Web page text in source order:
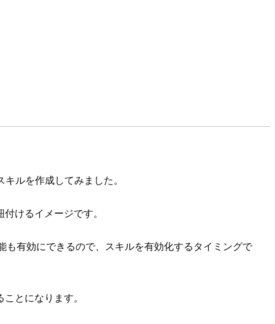
ルを作成してみました。
けるイメージです。
有効にできるので、スキルを有効化するタイミングで
とになります。